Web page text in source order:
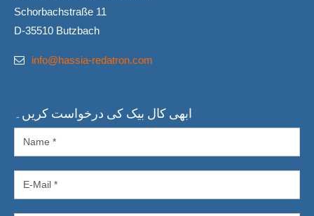
Schorbachstraße 11
D-35510 Butzbach
info@hassia-redatron.com
ابھی کال بیک کی درخواست کریں۔